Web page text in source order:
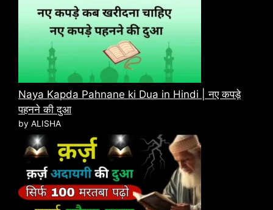
Naya Kapda Pahnane ki Dua in Hindi | नए कपड़े
पहनने की दुआ
by ALISHA